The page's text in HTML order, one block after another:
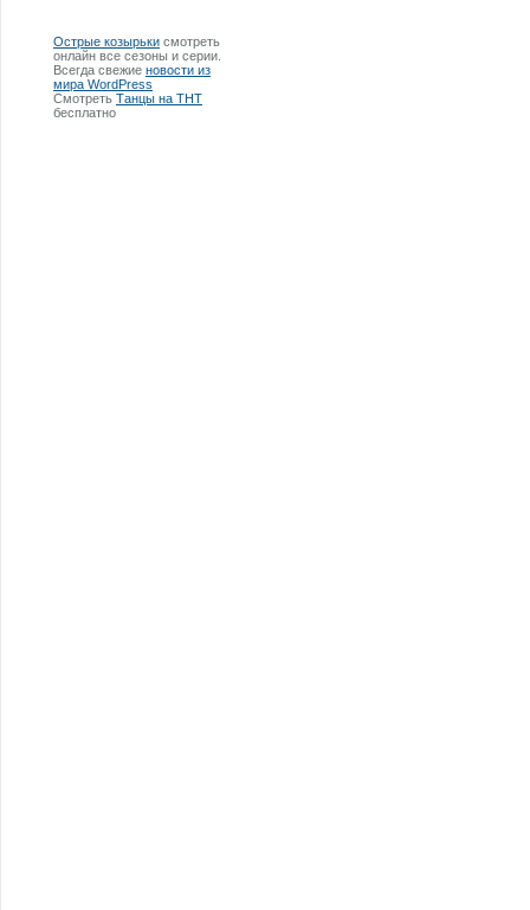
Острые козырьки смотреть
онлайн все сезоны и серии.
Всегда свежие новости из
мира WordPress
Смотреть Танцы на ТНТ
бесплатно